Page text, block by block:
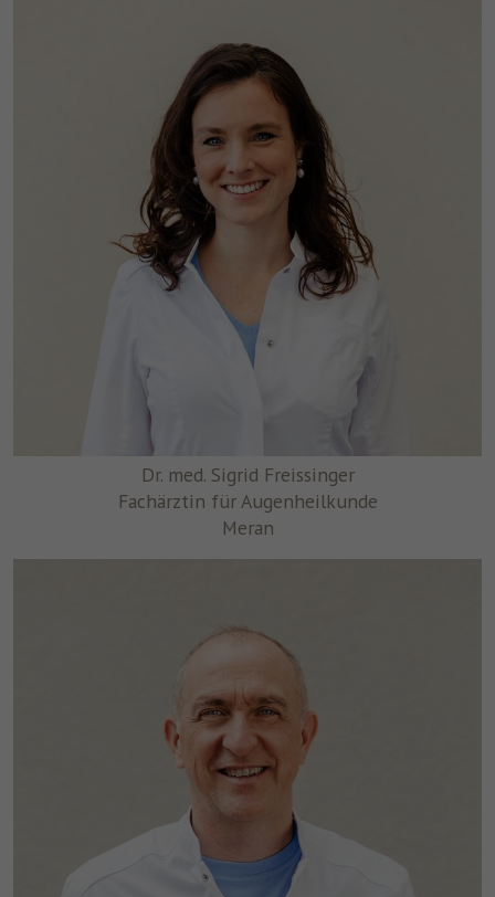
Dr. med. Sigrid Freissinger
Fachärztin für Augenheilkunde
Meran